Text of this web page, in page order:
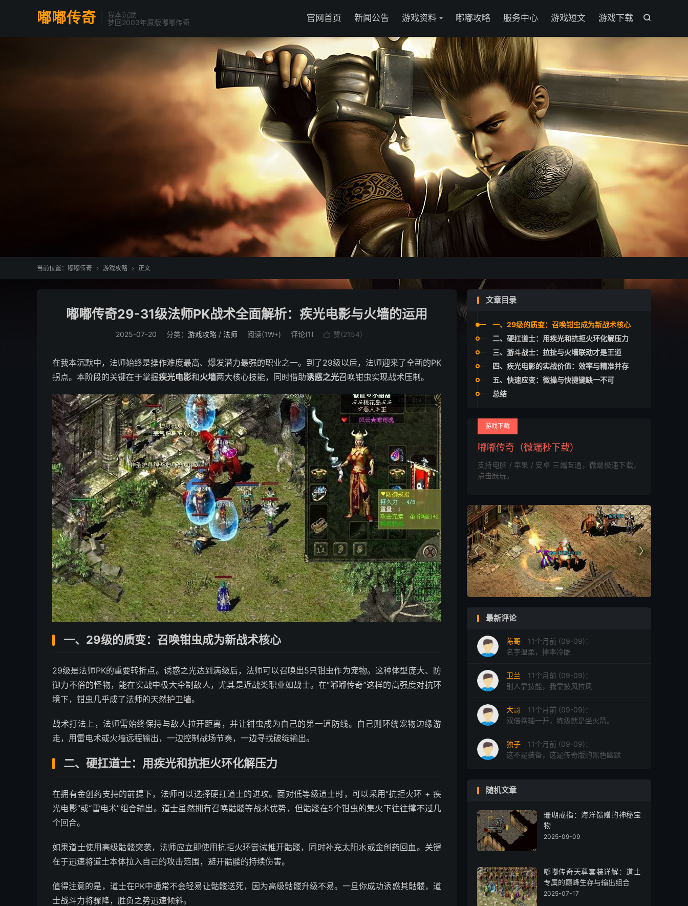
嘟嘟传奇
我本沉默
梦回2003年原版嘟嘟传奇

官网首页 新闻公告 游戏资料 嘟嘟攻略 服务中心 游戏短文 游戏下载
当前位置： 嘟嘟传奇  游戏攻略  正文
嘟嘟传奇29-31级法师PK战术全面解析：疾光电影与火墙的运用
2025-07-20 分类： 游戏攻略 / 法师 阅读(1W+) 评论(1)  赞(2154)
在我本沉默中，法师始终是操作难度最高、爆发潜力最强的职业之一。到了29级以后，法师迎来了全新的PK
拐点。本阶段的关键在于掌握疾光电影和火墙两大核心技能，同时借助诱惑之光召唤钳虫实现战术压制。
一、29级的质变：召唤钳虫成为新战术核心
29级是法师PK的重要转折点。诱惑之光达到满级后，法师可以召唤出5只钳虫作为宠物。这种体型庞大、防
御力不俗的怪物，能在实战中极大牵制敌人，尤其是近战类职业如战士。在“嘟嘟传奇”这样的高强度对抗环
境下，钳虫几乎成了法师的天然护卫墙。
战术打法上，法师需始终保持与敌人拉开距离，并让钳虫成为自己的第一道防线。自己则环绕宠物边缘游
走，用雷电术或火墙远程输出，一边控制战场节奏，一边寻找破绽输出。
二、硬扛道士：用疾光和抗拒火环化解压力
在拥有金创药支持的前提下，法师可以选择硬扛道士的进攻。面对低等级道士时，可以采用“抗拒火环 + 疾
光电影”或“雷电术”组合输出。道士虽然拥有召唤骷髅等战术优势，但骷髅在5个钳虫的集火下往往撑不过几
个回合。
如果道士使用高级骷髅突袭，法师应立即使用抗拒火环尝试推开骷髅，同时补充太阳水或金创药回血。关键
在于迅速将道士本体拉入自己的攻击范围，避开骷髅的持续伤害。
值得注意的是，道士在PK中通常不会轻易让骷髅送死，因为高级骷髅升级不易。一旦你成功诱惑其骷髅，道
士战斗力将骤降，胜负之势迅速倾斜。
文章目录
一、29级的质变：召唤钳虫成为新战术核心
二、硬扛道士：用疾光和抗拒火环化解压力
三、游斗战士：拉扯与火墙联动才是王道
四、疾光电影的实战价值：效率与精准并存
五、快速应变：微操与快捷键缺一不可
总结
游戏下载
嘟嘟传奇（微端秒下载）
支持电脑 / 苹果 / 安卓 三端互通，微端极速下载，
点击既玩。


最新评论
陈哥
11个月前 (09-09)：
名字温柔，掉率冷酷
卫兰
11个月前 (09-09)：
别人靠技能，我靠披风拉风
大哥
11个月前 (09-09)：
双倍卷轴一开，练级就是坐火箭。
独子
11个月前 (09-09)：
这不是装备，这是传奇版的黑色幽默
随机文章
珊瑚戒指：海洋馈赠的神秘宝
物
2025-09-09
嘟嘟传奇天尊套装详解：道士
专属的巅峰生存与输出组合
2025-07-17